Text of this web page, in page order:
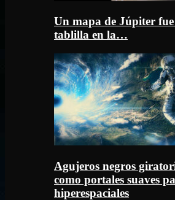
Un mapa de Júpiter
tablilla en la…
Agujeros negros
como portales suaves
hiperespaciales